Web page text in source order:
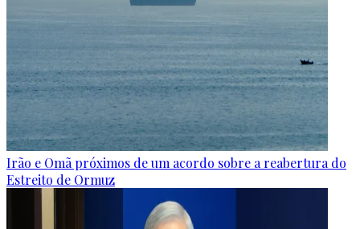
Irão e Omã próximos de um acordo sobre a reabertura do
Estreito de Ormuz